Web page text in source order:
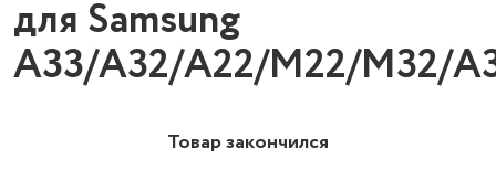
для Samsung
A33/A32/A22/M22/M32/
Товар закончился